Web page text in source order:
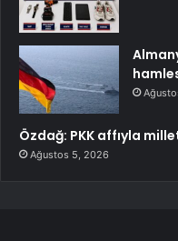
Özdağ: PKK affıyla
Ağustos 5, 2026